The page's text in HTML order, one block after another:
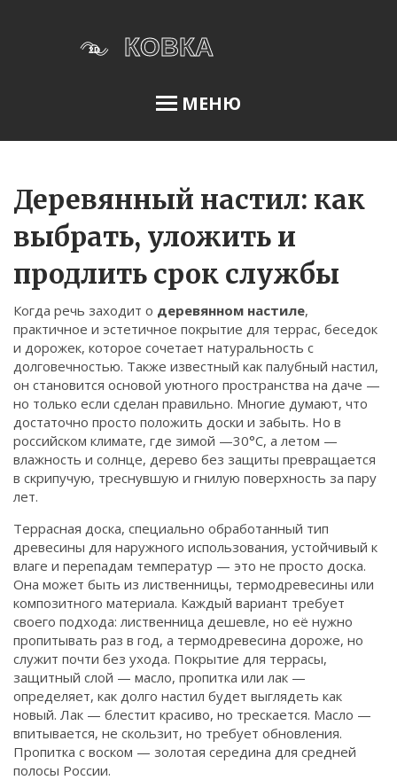
МЕНЮ
Меню
О нас
Условия использования
Политика конфиденциальности
ФЗ-152
Связаться
© 2026. Все права защищены.
Деревянный настил: как
выбрать, уложить и
продлить срок службы
Когда речь заходит о деревянном настиле,
практичное и эстетичное покрытие для террас, беседок
и дорожек, которое сочетает натуральность с
долговечностью. Также известный как палубный настил,
он становится основой уютного пространства на даче —
но только если сделан правильно. Многие думают, что
достаточно просто положить доски и забыть. Но в
российском климате, где зимой —30°C, а летом —
влажность и солнце, дерево без защиты превращается
в скрипучую, треснувшую и гнилую поверхность за пару
лет.
Террасная доска, специально обработанный тип
древесины для наружного использования, устойчивый к
влаге и перепадам температур — это не просто доска.
Она может быть из лиственницы, термодревесины или
композитного материала. Каждый вариант требует
своего подхода: лиственница дешевле, но её нужно
пропитывать раз в год, а термодревесина дороже, но
служит почти без ухода. Покрытие для террасы,
защитный слой — масло, пропитка или лак —
определяет, как долго настил будет выглядеть как
новый. Лак — блестит красиво, но трескается. Масло —
впитывается, не скользит, но требует обновления.
Пропитка с воском — золотая середина для средней
полосы России.